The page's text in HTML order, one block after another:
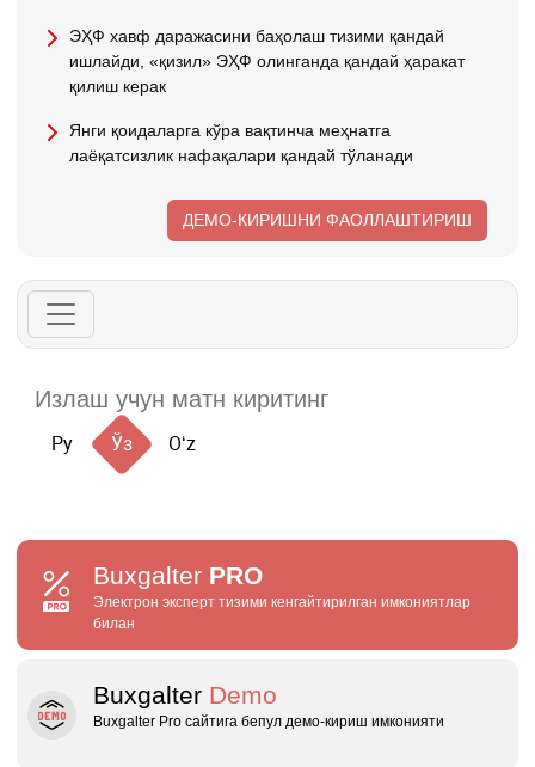
ЭҲФ хавф даражасини баҳолаш тизими қандай
ишлайди, «қизил» ЭҲФ олинганда қандай ҳаракат
қилиш керак
Янги қоидаларга кўра вақтинча меҳнатга
лаёқатсизлик нафақалари қандай тўланади
ДЕМО-КИРИШНИ ФАОЛЛАШТИРИШ
Ру Ўз Oʻz
Buxgalter PRO
Электрон эксперт тизими кенгайтирилган имкониятлар
билан
Buxgalter Demo
Buxgalter Pro сайтига бепул демо‑кириш имконияти